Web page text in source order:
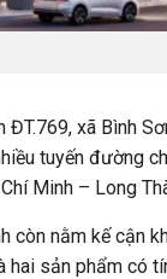
xã Bình
tuyến đường
Minh – Long
còn nằm kế cận
hai sản phẩm có